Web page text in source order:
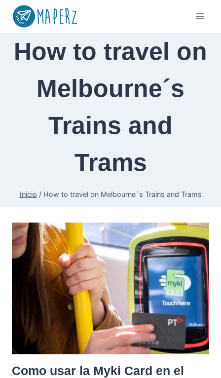
Saltar
How to travel on
Melbourne´s
Trains and
Trams
Inicio / How to travel on Melbourne´s Trains and Trams
Como usar la Myki Card en el